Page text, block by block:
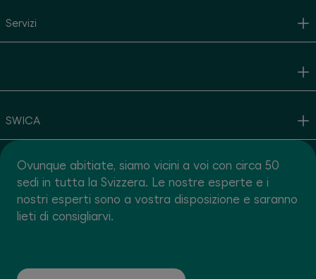
Servizi
SWICA
Ovunque abitiate, siamo vicini a voi con circa 50
sedi in tutta la Svizzera. Le nostre esperte e i
nostri esperti sono a vostra disposizione e saranno
lieti di consigliarvi.